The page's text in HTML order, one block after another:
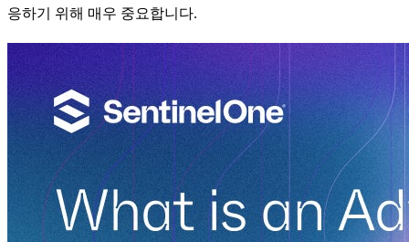
응하기 위해 매우 중요합니다.